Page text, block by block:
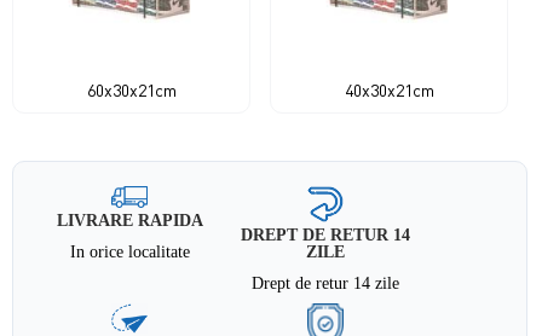
60x30x21cm 40x30x21cm
LIVRARE RAPIDA
In orice localitate
DREPT DE RETUR 14
ZILE
Drept de retur 14 zile